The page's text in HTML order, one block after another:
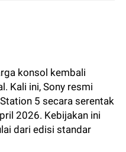
konsol kembali
Kali ini,Sony resmi
5 secara serentak
2026. Kebijakan ini
dari edisi standar